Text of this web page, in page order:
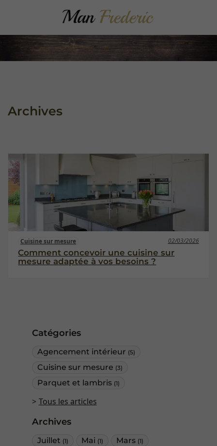
Catégories
Agencement intérieur (5)
Cuisine sur mesure (3)
Parquet et lambris (1)
Tous les articles
Archives
Juillet (1) Mai (1) Mars (1)
Archives
Cuisine sur mesure 02/03/2026
Comment concevoir une cuisine sur
mesure adaptée à vos besoins ?